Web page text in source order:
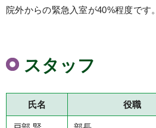
院外からの緊急入室が40%程度です。
スタッフ
氏名 役職